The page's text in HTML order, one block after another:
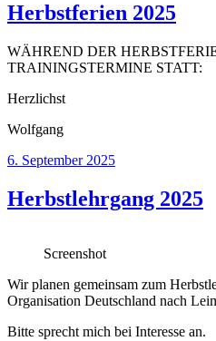
Herbstferien 2025
WÄHREND DER
TRAININGSTERMINE STATT:
Herzlichst
Wolfgang
Veröffentlicht
6. September 2025
Herbstlehrgang 2025
Screenshot
Wir planen gemeinsam zum
Organisation Deutschland nach
Bitte sprecht mich bei Interesse an.